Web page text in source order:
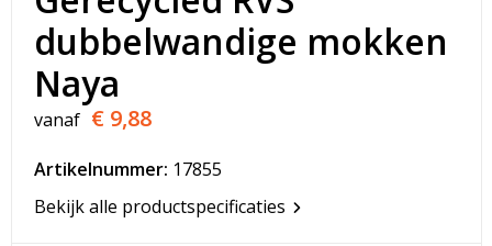
T-Shirts
Veiligheidsvesten en Veiligheidshesjes
Vesten
Werkkleding sets
dubbelwandige mokken
Naya
vanaf € 9,88
Artikelnummer: 17855
Bekijk alle productspecificaties